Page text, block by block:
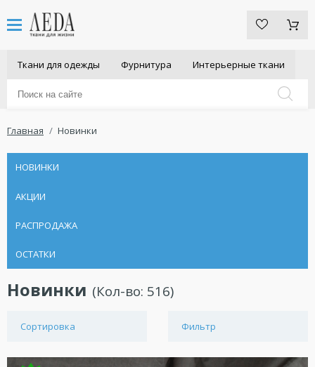
Ткани для одежды Фурнитура Интерьерные ткани
Главная Новинки
НОВИНКИ
АКЦИИ
РАСПРОДАЖА
ОСТАТКИ
Новинки (Кол-во: 516)
Сортировка Фильтр